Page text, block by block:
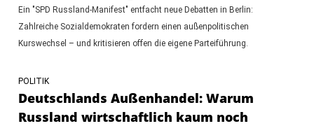
Ein "SPD Russland-Manifest" entfacht neue Debatten in Berlin:
Zahlreiche Sozialdemokraten fordern einen außenpolitischen
Kurswechsel – und kritisieren offen die eigene Parteiführung.
POLITIK
Deutschlands Außenhandel: Warum
Russland wirtschaftlich kaum noch